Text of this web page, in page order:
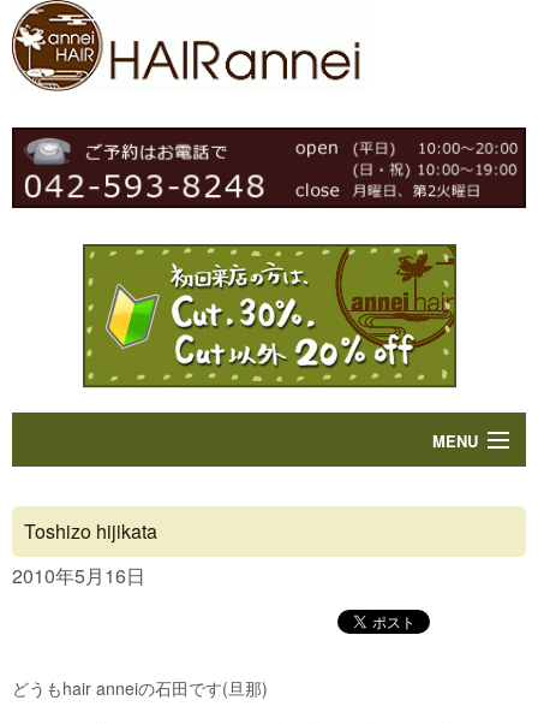
MENU
Concept
Blog
Toshizo hijikata
2010年5月16日
どうもhair anneiの石田です(旦那)